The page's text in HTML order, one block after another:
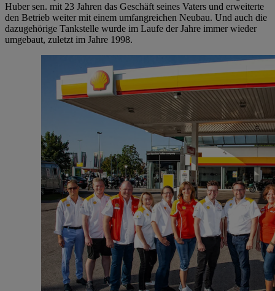
Huber sen. mit 23 Jahren das Geschäft seines Vaters und erweiterte
den Betrieb weiter mit einem umfangreichen Neubau. Und auch die
dazugehörige Tankstelle wurde im Laufe der Jahre immer wieder
umgebaut, zuletzt im Jahre 1998.